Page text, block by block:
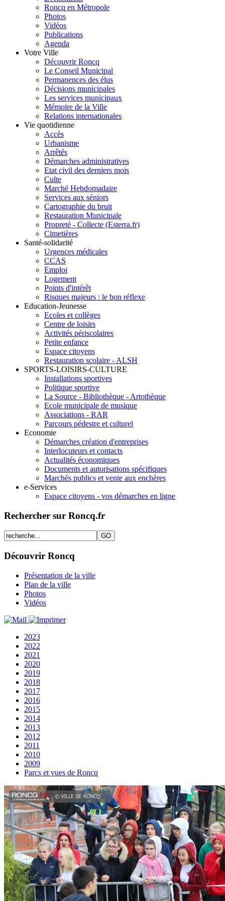
Roncq en Métropole
Photos
Vidéos
Publications
Agenda
Votre Ville
Découvrir Roncq
Le Conseil Municipal
Permanences des élus
Décisions municipales
Les services municipaux
Mémoire de la Ville
Relations internationales
Vie quotidienne
Accès
Urbanisme
Arrêtés
Démarches administratives
Etat civil des derniers mois
Culte
Marché Hebdomadaire
Services aux séniors
Cartographie du bruit
Restauration Municipale
Propreté - Collecte (Esterra.fr)
Cimetières
Santé-solidarité
Urgences médicales
CCAS
Emploi
Logement
Points d'intérêt
Risques majeurs : le bon réflexe
Education-Jeunesse
Ecoles et collèges
Centre de loisirs
Activités périscolaires
Petite enfance
Espace citoyens
Restauration scolaire - ALSH
SPORTS-LOISIRS-CULTURE
Installations sportives
Politique sportive
La Source - Bibliothèque - Artothèque
Ecole municipale de musique
Associations - RAR
Parcours pédestre et culturel
Economie
Démarches création d'entreprises
Interlocuteurs et contacts
Actualités économiques
Documents et autorisations spécifiques
Marchés publics et vente aux enchères
e-Services
Espace citoyens - vos démarches en ligne
Rechercher sur Roncq.fr
Découvrir Roncq
Présentation de la ville
Plan de la ville
Photos
Vidéos
2023
2022
2021
2020
2019
2018
2017
2016
2015
2014
2013
2012
2011
2010
2009
Parcs et vues de Roncq